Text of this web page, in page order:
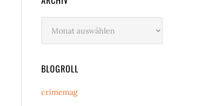
BLOGROLL
crimemag